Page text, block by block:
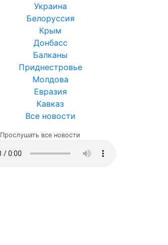
Украина
Белоруссия
Крым
Донбасс
Балканы
Приднестровье
Молдова
Евразия
Кавказ
Все новости
Прослушать все новости